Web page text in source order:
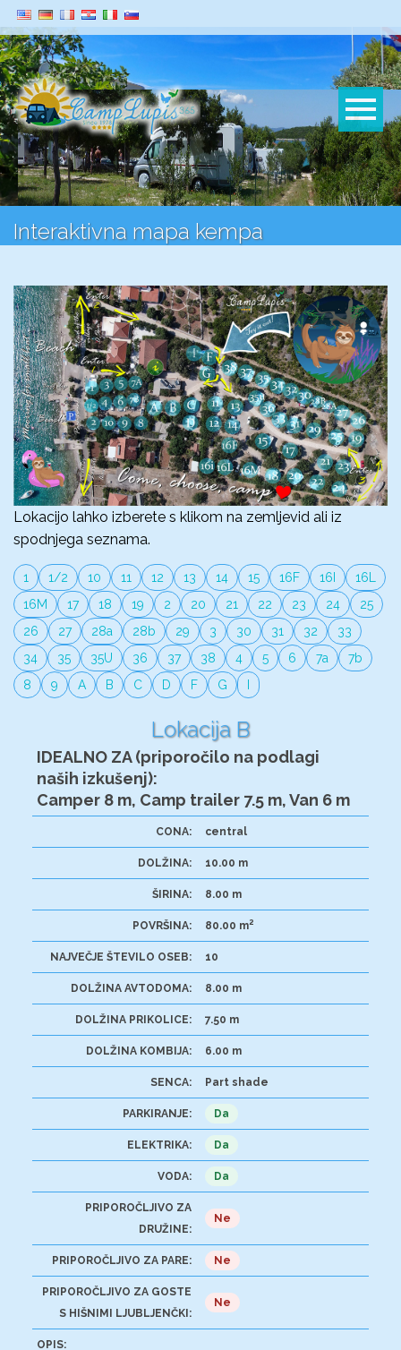
Interaktivna mapa kempa
Lokacijo lahko izberete s klikom na zemljevid ali iz
spodnjega seznama.
1 1/2 10 11 12 13 14 15 16F 16I
16L
16M
17 18 19 2 20 21 22 23 24
25
26
27 28a 28b 29 3 30 31 32
33
34
35 35U 36 37 38 4 5 6 7a
7b
8
9 A B C D F G
Lokacija B
IDEALNO ZA (priporočilo na podlagi
naših izkušenj):
Camper 8 m, Camp trailer 7.5 m, Van 6 m
CONA: central
DOLŽINA: 10.00 m
ŠIRINA: 8.00 m
POVRŠINA: 80.00 m2
NAJVEČJE ŠTEVILO OSEB: 10
DOLŽINA AVTODOMA: 8.00 m
DOLŽINA PRIKOLICE: 7.50 m
DOLŽINA KOMBIJA: 6.00 m
SENCA: Part shade
PARKIRANJE: Da
ELEKTRIKA: Da
VODA: Da
PRIPOROČLJIVO ZA
DRUŽINE:
Ne
PRIPOROČLJIVO ZA PARE: Ne
PRIPOROČLJIVO ZA GOSTE
S HIŠNIMI LJUBLJENČKI:
Ne
OPIS: